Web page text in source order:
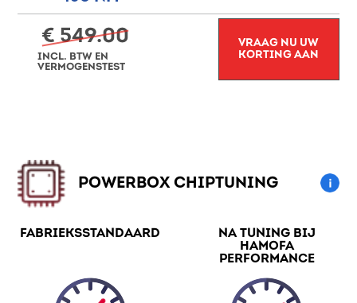
€ 549.00
INCL. BTW EN
VERMOGENSTEST
VRAAG NU UW
KORTING AAN
POWERBOX CHIPTUNING
FABRIEKSSTANDAARD
NA TUNING BIJ
HAMOFA
PERFORMANCE